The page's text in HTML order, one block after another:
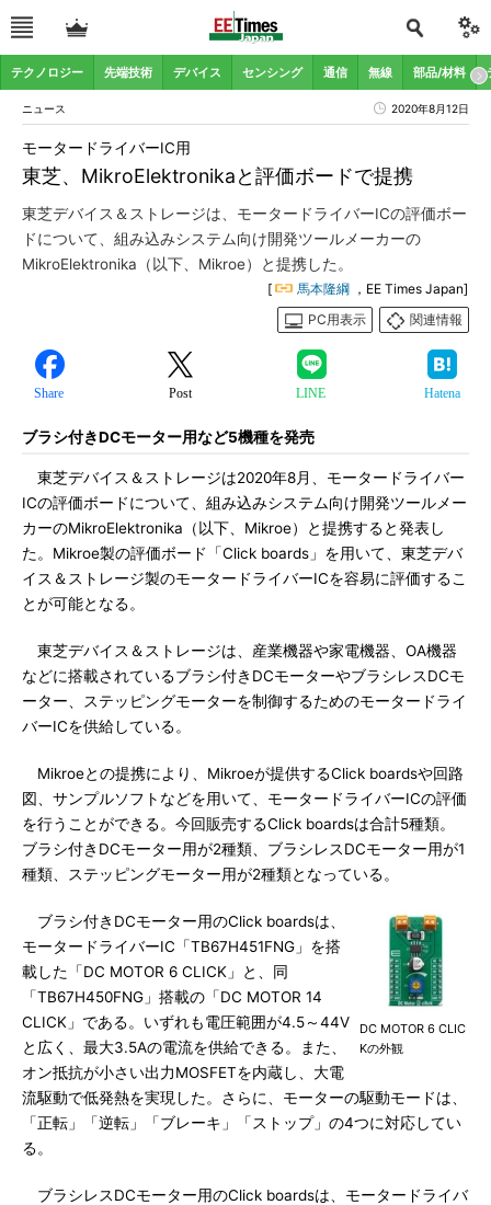
テクノロジー 先端技術 デバイス センシング 通信 無線 部品/材料
ニュース 2020年8月12日
東芝、MikroElektronikaと評価ボードで提携
モータードライバーIC用
東芝デバイス＆ストレージは、モータードライバーICの評価ボー
ドについて、組み込みシステム向け開発ツールメーカーの
MikroElektronika（以下、Mikroe）と提携した。
[ 馬本隆綱 ，EE Times Japan]
PC用表示
関連情報
Share Post LINE Hatena
ブラシ付きDCモーター用など5機種を発売
東芝デバイス＆ストレージは2020年8月、モータードライバー
ICの評価ボードについて、組み込みシステム向け開発ツールメー
カーのMikroElektronika（以下、Mikroe）と提携すると発表し
た。Mikroe製の評価ボード「Click boards」を用いて、東芝デバ
イス＆ストレージ製のモータードライバーICを容易に評価するこ
とが可能となる。
東芝デバイス＆ストレージは、産業機器や家電機器、OA機器
などに搭載されているブラシ付きDCモーターやブラシレスDCモ
ーター、ステッピングモーターを制御するためのモータードライ
バーICを供給している。
Mikroeとの提携により、Mikroeが提供するClick boardsや回路
図、サンプルソフトなどを用いて、モータードライバーICの評価
を行うことができる。今回販売するClick boardsは合計5種類。
ブラシ付きDCモーター用が2種類、ブラシレスDCモーター用が1
種類、ステッピングモーター用が2種類となっている。
DC MOTOR 6 CLIC
Kの外観
ブラシ付きDCモーター用のClick boardsは、
モータードライバーIC「TB67H451FNG」を搭
載した「DC MOTOR 6 CLICK」と、同
「TB67H450FNG」搭載の「DC MOTOR 14
CLICK」である。いずれも電圧範囲が4.5～44V
と広く、最大3.5Aの電流を供給できる。また、
オン抵抗が小さい出力MOSFETを内蔵し、大電
流駆動で低発熱を実現した。さらに、モーターの駆動モードは、
「正転」「逆転」「ブレーキ」「ストップ」の4つに対応してい
る。
ブラシレスDCモーター用のClick boardsは、モータードライバ